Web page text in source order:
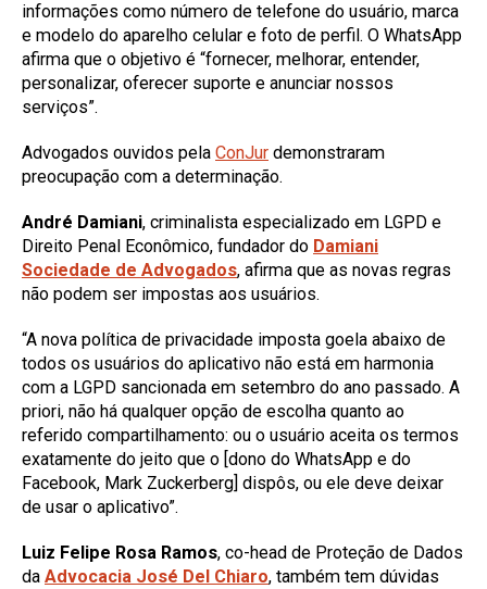
informações como número de telefone do usuário, marca
e modelo do aparelho celular e foto de perfil. O WhatsApp
afirma que o objetivo é “fornecer, melhorar, entender,
personalizar, oferecer suporte e anunciar nossos
serviços”.
Advogados ouvidos pela ConJur demonstraram
preocupação com a determinação.
André Damiani, criminalista especializado em LGPD e
Direito Penal Econômico, fundador do Damiani
Sociedade de Advogados, afirma que as novas regras
não podem ser impostas aos usuários.
“A nova política de privacidade imposta goela abaixo de
todos os usuários do aplicativo não está em harmonia
com a LGPD sancionada em setembro do ano passado. A
priori, não há qualquer opção de escolha quanto ao
referido compartilhamento: ou o usuário aceita os termos
exatamente do jeito que o [dono do WhatsApp e do
Facebook, Mark Zuckerberg] dispôs, ou ele deve deixar
de usar o aplicativo”.
Luiz Felipe Rosa Ramos, co-head de Proteção de Dados
da Advocacia José Del Chiaro, também tem dúvidas